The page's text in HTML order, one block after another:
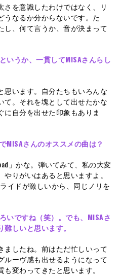
を意識したわけではなく、リ
うなるか分からないです。た
し、何て言うか、音が決まって
うか、一貫してMISAさんらし
います。自分たちもいろんな
て。それを塊として出せたかな
に自分を出せた印象もありま
さんのオススメの曲は？
」かな。弾いてみて、私の大変
りがいはあると思いますよ。
イドが激しいから、同じノリを
ですね（笑）。でも、MISAさ
しいと思います。
したね。前はただ忙しいって
ルーヴ感も出せるようになって
変わってきたと思います。